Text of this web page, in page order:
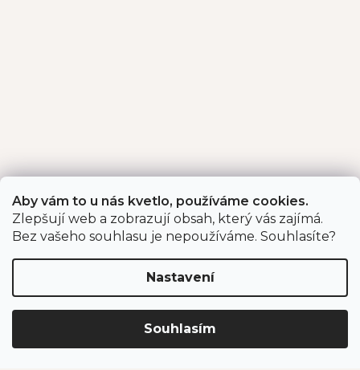
Aby vám to u nás kvetlo, používáme cookies.
Zlepšují web a zobrazují obsah, který vás zajímá.
Bez vašeho souhlasu je nepoužíváme. Souhlasíte?
Nastavení
Souhlasím